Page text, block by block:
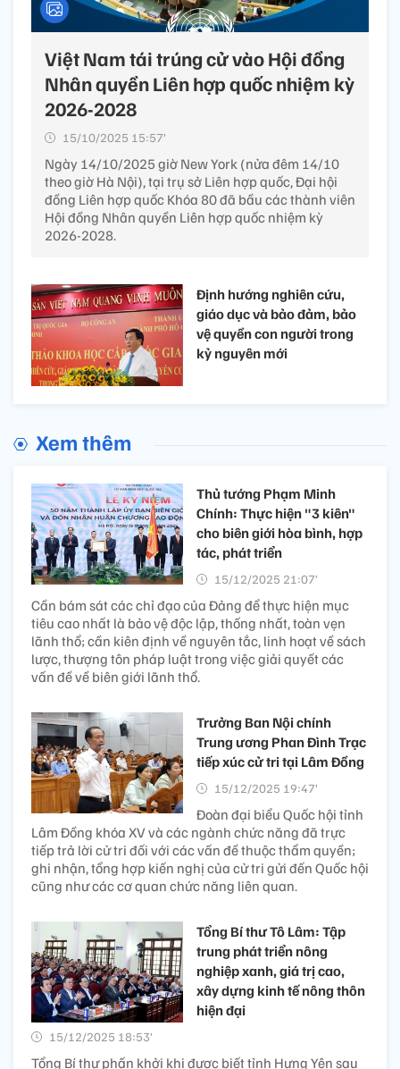
Việt Nam tái trúng cử vào Hội đồng
Nhân quyền Liên hợp quốc nhiệm kỳ
2026-2028
15/10/2025 15:57’
Ngày 14/10/2025 giờ New York (nửa đêm 14/10
theo giờ Hà Nội), tại trụ sở Liên hợp quốc, Đại hội
đồng Liên hợp quốc Khóa 80 đã bầu các thành viên
Hội đồng Nhân quyền Liên hợp quốc nhiệm kỳ
2026-2028.
Định hướng nghiên cứu,
giáo dục và bảo đảm, bảo
vệ quyền con người trong
kỷ nguyên mới
Xem thêm
Thủ tướng Phạm Minh
Chính: Thực hiện "3 kiên"
cho biên giới hòa bình, hợp
tác, phát triển
15/12/2025 21:07’
Cần bám sát các chỉ đạo của Đảng để thực hiện mục
tiêu cao nhất là bảo vệ độc lập, thống nhất, toàn vẹn
lãnh thổ; cần kiên định về nguyên tắc, linh hoạt về sách
lược, thượng tôn pháp luật trong việc giải quyết các
vấn đề về biên giới lãnh thổ.
Trưởng Ban Nội chính
Trung ương Phan Đình Trạc
tiếp xúc cử tri tại Lâm Đồng
15/12/2025 19:47’
Đoàn đại biểu Quốc hội tỉnh
Lâm Đồng khóa XV và các ngành chức năng đã trực
tiếp trả lời cử tri đối với các vấn đề thuộc thẩm quyền;
ghi nhận, tổng hợp kiến nghị của cử tri gửi đến Quốc hội
cũng như các cơ quan chức năng liên quan.
Tổng Bí thư Tô Lâm: Tập
trung phát triển nông
nghiệp xanh, giá trị cao,
xây dựng kinh tế nông thôn
hiện đại
15/12/2025 18:53’
Tổng Bí thư phấn khởi khi được biết tỉnh Hưng Yên sau